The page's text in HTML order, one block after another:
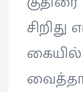
சிறிது